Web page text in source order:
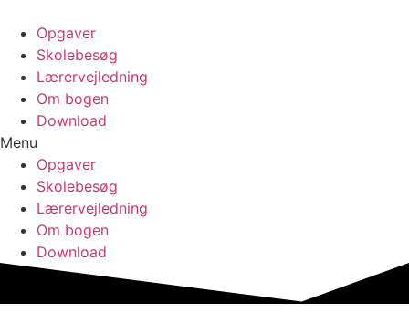
Opgaver
Skolebesøg
Lærervejledning
Om bogen
Download
Menu
Opgaver
Skolebesøg
Lærervejledning
Om bogen
Download